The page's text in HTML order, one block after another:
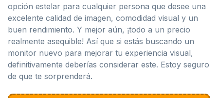
opción estelar para cualquier persona que desee una
excelente calidad de imagen, comodidad visual y un
buen rendimiento. Y mejor aún, ¡todo a un precio
realmente asequible! Así que si estás buscando un
monitor nuevo para mejorar tu experiencia visual,
definitivamente deberías considerar este. Estoy seguro
de que te sorprenderá.